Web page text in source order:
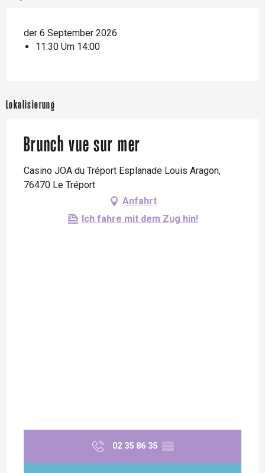
der 6 September 2026
11:30 Um 14:00
Lokalisierung
Brunch vue sur mer
Casino JOA du Tréport Esplanade Louis Aragon,
76470 Le Tréport
Anfahrt
Ich fahre mit dem Zug hin!
02 35 86 35 ▒▒